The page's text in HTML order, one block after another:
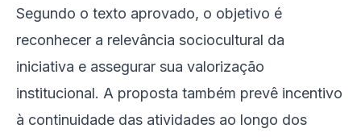
Segundo o texto aprovado, o objetivo é
reconhecer a relevância sociocultural da
iniciativa e assegurar sua valorização
institucional. A proposta também prevê incentivo
à continuidade das atividades ao longo dos